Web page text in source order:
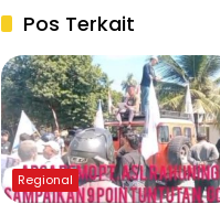
Pos Terkait
Regional